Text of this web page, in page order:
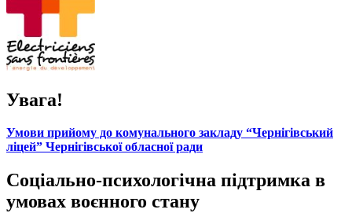
Увага!
Умови прийому до комунального закладу “Чернігівський
ліцей” Чернігівської обласної ради
Соціально-психологічна підтримка в
умовах воєнного стану